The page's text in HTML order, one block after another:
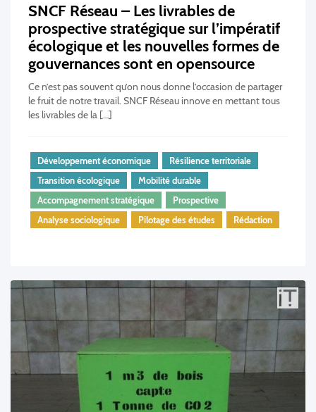
SNCF Réseau – Les livrables de
prospective stratégique sur l’impératif
écologique et les nouvelles formes de
gouvernances sont en opensource
Ce n’est pas souvent qu’on nous donne l’occasion de partager
le fruit de notre travail. SNCF Réseau innove en mettant tous
les livrables de la […]
Développement économique
Résilience territoriale
Transition écologique
Mobilité durable
Accompagnement stratégique
Prospective
Analyse sociologique
Pilotage des études Rédaction